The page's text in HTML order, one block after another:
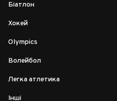
Біатлон
Хокей
Olympics
Волейбол
Легка атлетика
Інші